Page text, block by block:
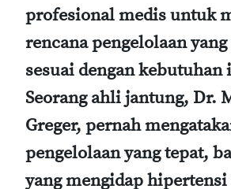
profesional medis untuk
rencana pengelolaan
sesuai dengan
Seorang ahli jantung, Dr.
Greger, pernah
pengelolaan yang tepat,
yang mengidap hipertensi